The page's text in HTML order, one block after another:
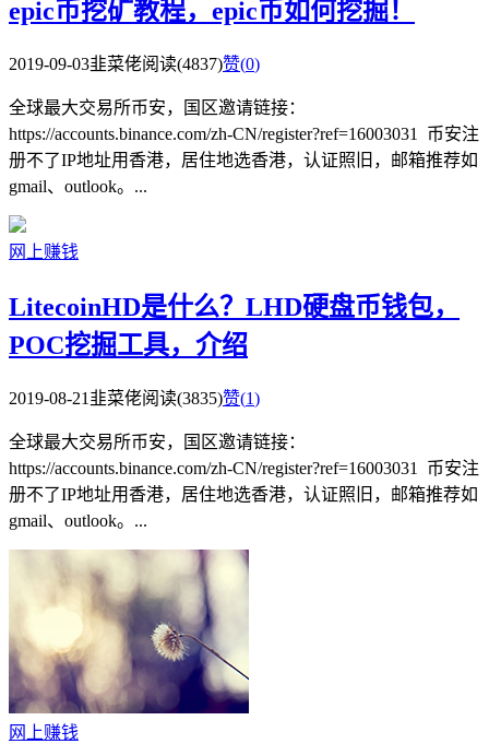
epic币挖矿教程，epic币如何挖掘！
2019-09-03韭菜佬阅读(4837)赞(0)
全球最大交易所币安，国区邀请链接：
https://accounts.binance.com/zh-CN/register?ref=16003031 币安注
册不了IP地址用香港，居住地选香港，认证照旧，邮箱推荐如
gmail、outlook。...
网上赚钱
LitecoinHD是什么？LHD硬盘币钱包，
POC挖掘工具，介绍
2019-08-21 韭菜佬阅读(3835)赞(1)
全球最大交易所币安，国区邀请链接：
https://accounts.binance.com/zh-CN/register?ref=16003031 币安注
册不了IP地址用香港，居住地选香港，认证照旧，邮箱推荐如
gmail、outlook。...
网上赚钱